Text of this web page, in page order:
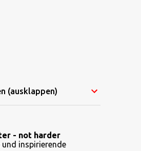
(ausklappen)
- not harder
inspirierende